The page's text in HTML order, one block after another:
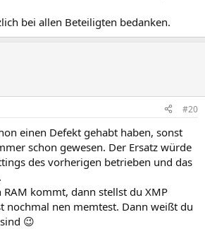
bei allen Beteiligten bedanken.
#20
einen Defekt gehabt haben, sonst
schon gewesen. Der Ersatz würde
des vorherigen betrieben und das
RAM kommt, dann stellst du XMP
nochmal nen memtest. Dann weißt du
😉